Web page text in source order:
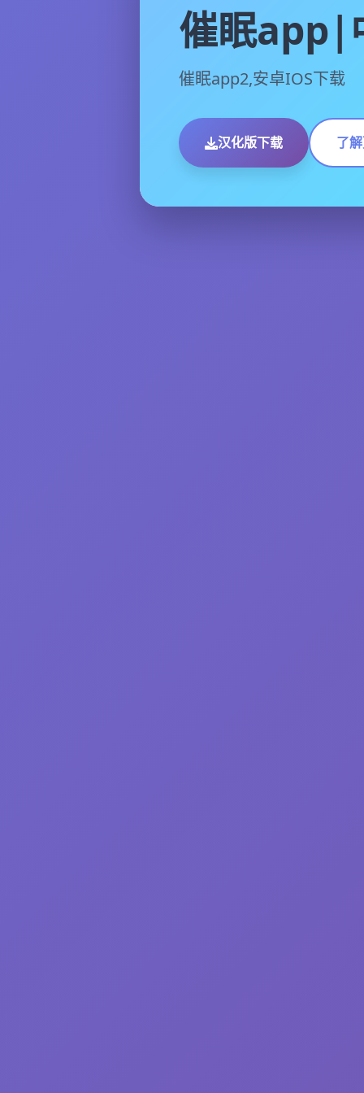
催眠app|
催眠app2,安卓IOS下载
汉化版下载 了